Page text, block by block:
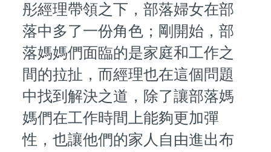
彤經理帶領之下，部落婦女在部
落中多了一份角色；剛開始，部
落媽媽們面臨的是家庭和工作之
間的拉扯，而經理也在這個問題
中找到解決之道，除了讓部落媽
媽們在工作時間上能夠更加彈
性，也讓他們的家人自由進出布